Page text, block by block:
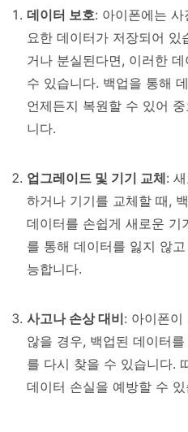
데이터 보호: 아이폰에는
요한 데이터가 저장되어
거나 분실된다면, 이러한
수 있습니다. 백업을 통해
언제든지 복원할 수 있어
니다.
업그레이드 및 기기 교체:
하거나 기기를 교체할 때,
데이터를 손쉽게 새로운 기
를 통해 데이터를 잃지 않
능합니다.
사고나 손상 대비: 아이폰이
않을 경우, 백업된 데이터
를 다시 찾을 수 있습니다.
데이터 손실을 예방할 수 있